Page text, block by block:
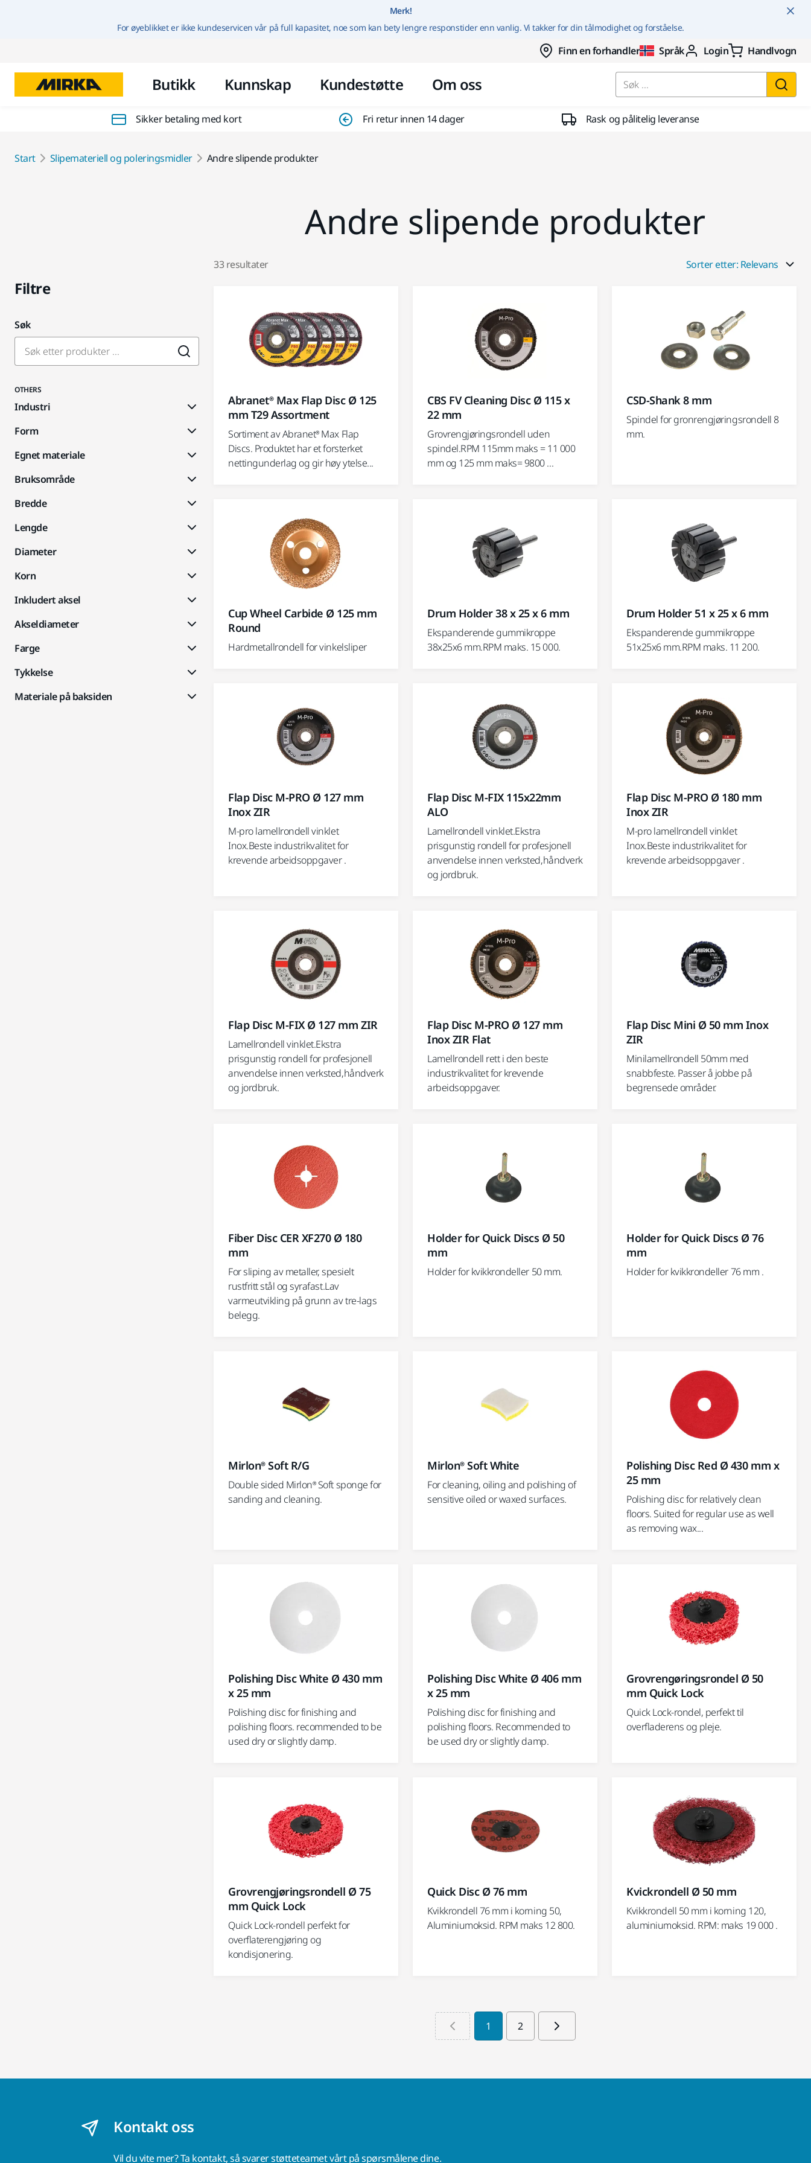
Gå til innhold
Merk!
For øyeblikket er ikke kundeservicen vår på full kapasitet, noe som kan bety lengre responstider enn vanlig. Vi takker for din tålmodighet og forståelse.
Finn en forhandler Språk Login Handlvogn
Butikk Kunnskap Kundestøtte Om oss Søk ...
Sikker betaling med kort Fri retur innen 14 dager Rask og pålitelig leveranse
Start Slipemateriell og poleringsmidler Andre slipende produkter
Andre slipende produkter
33 resultater Sorter etter: Relevans
Filtre
Søk
OTHERS
Industri
Form
Egnet materiale
Bruksområde
Bredde
Lengde
Diameter
Korn
Inkludert aksel
Akseldiameter
Farge
Tykkelse
Materiale på baksiden
Abranet® Max Flap Disc Ø 125
mm T29 Assortment
Sortiment av Abranet® Max Flap
Discs. Produktet har et forsterket
nettingunderlag og gir høy ytelse...
CBS FV Cleaning Disc Ø 115 x
22 mm
Grovrengjøringsrondell uden
spindel.RPM 115mm maks = 11 000
mm og 125 mm maks= 9800 ...
CSD-Shank 8 mm
Spindel for gronrengjøringsrondell 8
mm.
Cup Wheel Carbide Ø 125 mm
Round
Hardmetallrondell for vinkelsliper
Drum Holder 38 x 25 x 6 mm
Ekspanderende gummikroppe
38x25x6 mm.RPM maks. 15 000.
Drum Holder 51 x 25 x 6 mm
Ekspanderende gummikroppe
51x25x6 mm.RPM maks. 11 200.
Flap Disc M-PRO Ø 127 mm
Inox ZIR
M-pro lamellrondell vinklet
Inox.Beste industrikvalitet for
krevende arbeidsoppgaver .
Flap Disc M-FIX 115x22mm
ALO
Lamellrondell vinklet.Ekstra
prisgunstig rondell for profesjonell
anvendelse innen verksted,håndverk
og jordbruk.
Flap Disc M-PRO Ø 180 mm
Inox ZIR
M-pro lamellrondell vinklet
Inox.Beste industrikvalitet for
krevende arbeidsoppgaver .
Flap Disc M-FIX Ø 127 mm ZIR
Lamellrondell vinklet.Ekstra
prisgunstig rondell for profesjonell
anvendelse innen verksted,håndverk
og jordbruk.
Flap Disc M-PRO Ø 127 mm
Inox ZIR Flat
Lamellrondell rett i den beste
industrikvalitet for krevende
arbeidsoppgaver.
Flap Disc Mini Ø 50 mm Inox
ZIR
Minilamellrondell 50mm med
snabbfeste. Passer å jobbe på
begrensede områder.
Fiber Disc CER XF270 Ø 180
mm
For sliping av metaller, spesielt
rustfritt stål og syrafast.Lav
varmeutvikling på grunn av tre-lags
belegg.
Holder for Quick Discs Ø 50
mm
Holder for kvikkrondeller 50 mm.
Holder for Quick Discs Ø 76
mm
Holder for kvikkrondeller 76 mm .
Mirlon® Soft R/G
Double sided Mirlon® Soft sponge for
sanding and cleaning.
Mirlon® Soft White
For cleaning, oiling and polishing of
sensitive oiled or waxed surfaces.
Polishing Disc Red Ø 430 mm x
25 mm
Polishing disc for relatively clean
floors. Suited for regular use as well
as removing wax...
Polishing Disc White Ø 430 mm
x 25 mm
Polishing disc for finishing and
polishing floors. recommended to be
used dry or slightly damp.
Polishing Disc White Ø 406 mm
x 25 mm
Polishing disc for finishing and
polishing floors. Recommended to
be used dry or slightly damp.
Grovrengøringsrondel Ø 50
mm Quick Lock
Quick Lock-rondel, perfekt til
overfladerens og pleje.
Grovrengjøringsrondell Ø 75
mm Quick Lock
Quick Lock-rondell perfekt for
overflaterengjøring og
kondisjonering.
Quick Disc Ø 76 mm
Kvikkrondell 76 mm i korning 50,
Aluminiumoksid. RPM maks 12 800.
Kvickrondell Ø 50 mm
Kvikkrondell 50 mm i korning 120,
aluminiumoksid. RPM: maks 19 000 .
1 2
Kontakt oss
Vil du vite mer?Ta kontakt, så svarer støtteteamet vårt på spørsmålene dine.